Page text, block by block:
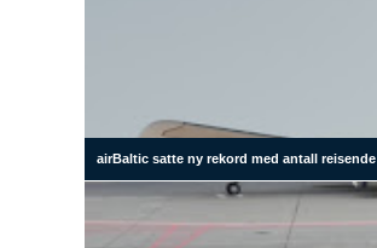
airBaltic satte ny rekord med antall reisende